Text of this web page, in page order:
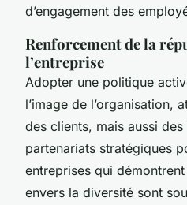
d’engagement des
Renforcement de la
l’entreprise
Adopter une politique
l’image de l’organisation,
des clients, mais aussi
partenariats stratégiques
entreprises qui
envers la diversité sont